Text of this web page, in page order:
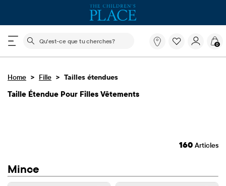
Le champ de recherche ci-dessous filtre les
Qu'est-
que
0
Home > Fille > Tailles étendues
Taille Étendue Pour Filles Vêtements
160 Articles
Mince